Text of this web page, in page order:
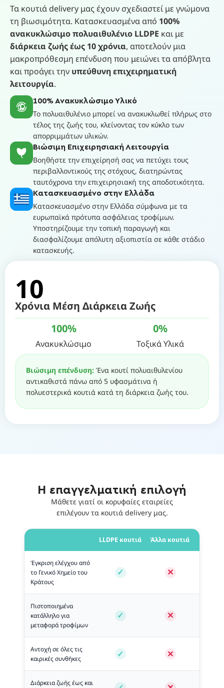
Τα κουτιά delivery μας έχουν σχεδιαστεί με γνώμονα
τη βιωσιμότητα. Κατασκευασμένα από 100%
ανακυκλώσιμο πολυαιθυλένιο LLDPE και με
διάρκεια ζωής έως 10 χρόνια, αποτελούν μια
μακροπρόθεσμη επένδυση που μειώνει τα απόβλητα
και προάγει την υπεύθυνη επιχειρηματική
λειτουργία.
100% Ανακυκλώσιμο Υλικό
Το πολυαιθυλένιο μπορεί να ανακυκλωθεί πλήρως στο
τέλος της ζωής του, κλείνοντας τον κύκλο των
απορριμμάτων υλικών.
Βιώσιμη Επιχειρησιακή Λειτουργία
Βοηθήστε την επιχείρησή σας να πετύχει τους
περιβαλλοντικούς της στόχους, διατηρώντας
ταυτόχρονα την επιχειρησιακή της αποδοτικότητα.
Κατασκευασμένο στην Ελλάδα
Κατασκευασμένο στην Ελλάδα σύμφωνα με τα
ευρωπαϊκά πρότυπα ασφάλειας τροφίμων.
Υποστηρίζουμε την τοπική παραγωγή και
διασφαλίζουμε απόλυτη αξιοπιστία σε κάθε στάδιο
κατασκευής.
10
Χρόνια Μέση Διάρκεια Ζωής
Ανακυκλώσιμο
100%
Τοξικά Υλικά
0%
Βιώσιμη επένδυση: Ένα κουτί πολυαιθυλενίου
αντικαθιστά πάνω από 5 υφασμάτινα ή
πολυεστερικά κουτιά κατά τη διάρκεια ζωής του.
Η επαγγελματική επιλογή
Μάθετε γιατί οι κορυφαίες εταιρείες
επιλέγουν τα κουτιά delivery μας.
LLDPE κουτιά Άλλα κουτιά
Έγκριση ελέγχου από
το Γενικό Χημείο του
Κράτους
Πιστοποιημένα
κατάλληλο για
μεταφορά τροφίμων
Αντοχή σε όλες τις
καιρικές συνθήκες
Διάρκεια ζωής έως και